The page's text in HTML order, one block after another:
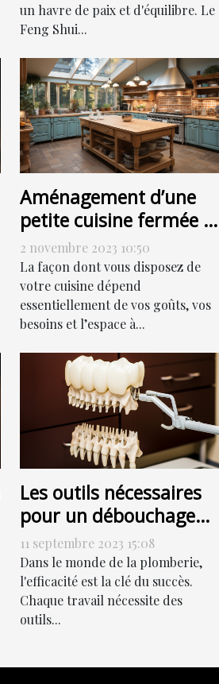
un havre de paix et d'équilibre. Le
Feng Shui...
Aménagement d’une
petite cuisine fermée :
comment s’y prendre ?
2 novembre 2023 10:50
La façon dont vous disposez de
votre cuisine dépend
essentiellement de vos goûts, vos
besoins et l’espace à...
Les outils nécessaires
pour un débouchage
efficace
11 septembre 2023 15:08
Dans le monde de la plomberie,
l'efficacité est la clé du succès.
Chaque travail nécessite des
outils...